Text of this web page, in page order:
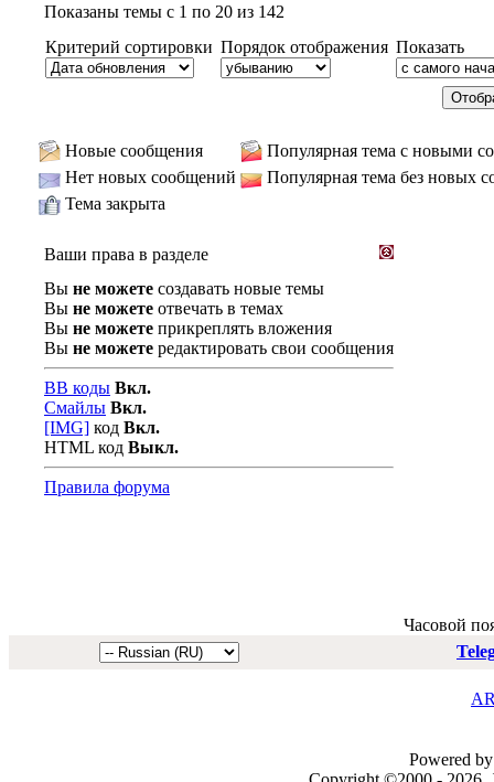
Показаны темы с 1 по 20 из 142
Критерий сортировки Порядок отображения Показать
Новые сообщения
Популярная тема с новыми
Нет новых сообщений
Популярная тема без новых
Тема закрыта
Ваши права в разделе
Вы не можете создавать новые темы
Вы не можете отвечать в темах
Вы не можете прикреплять вложения
Вы не можете редактировать свои сообщения
BB коды Вкл.
Смайлы Вкл.
[IMG] код Вкл.
HTML код Выкл.
Правила форума
Часовой
Powered